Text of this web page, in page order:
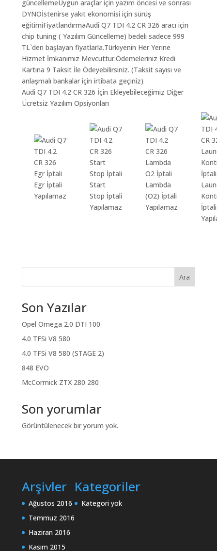
güncellemeUygun araçlar için yazım öncesi ve sonrası
DYNOİstenirse yakıt ekonomisi için sürüş
eğitimiFiyatlandırmaAudi Q7 TDI 4.2 CR 326 aracı için
chip tuning ( Yazılım Güncelleme) bedeli sadece 999
TL`den başlayan fiyatlarla.Türkiyenin Her Yerine
Hizmet İmkanımız Mevcuttur.Ödemeleriniz Kredi
Kartına 9 Taksit İle Ödeyebilirsiniz. (Taksit sayısı ve
anlaşmalı bankalar için irtibata geçiniz)
Audi Q7 TDI 4.2 CR 326 İçin Ekleyebileceğimiz Diğer
Ücretsiz Yazılım Opsiyonları
Egr İptali
Yapılamaz
Start
Stop İptali
Yapılamaz
Lambda
(O2) İptali
Yapılamaz
İptali
Ara
Son Yazılar
Opel Omega 2.0 DTI 100
4.0 TFSi V8 580
4.0 TFSi V8 580 (STAGE 2)
848 EVO
McCormick ZTX 280 280
Son yorumlar
Görüntülenecek bir yorum yok.
Arşivler
Ağustos 2016
Temmuz 2016
Haziran 2016
Kasım 2015
Kategoriler
Kategori yok